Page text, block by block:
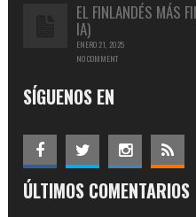
EL FINLANDÉS MÁS
IA)
ENERO 21, 2025
NO COMMENT
SÍGUENOS EN
ÚLTIMOS COMENTARIOS